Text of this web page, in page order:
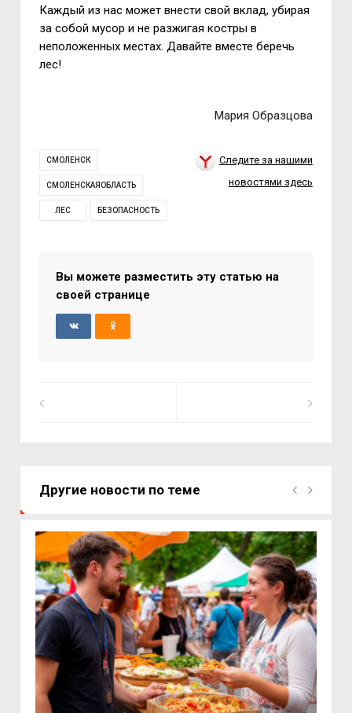
Каждый из нас может внести свой вклад, убирая
за собой мусор и не разжигая костры в
неположенных местах. Давайте вместе беречь
лес!
Мария Образцова
СМОЛЕНСК
СМОЛЕНСКАЯОБЛАСТЬ
ЛЕС БЕЗОПАСНОСТЬ
Следите за нашими
новостями здесь
Вы можете разместить эту статью на
своей странице
Другие новости по теме